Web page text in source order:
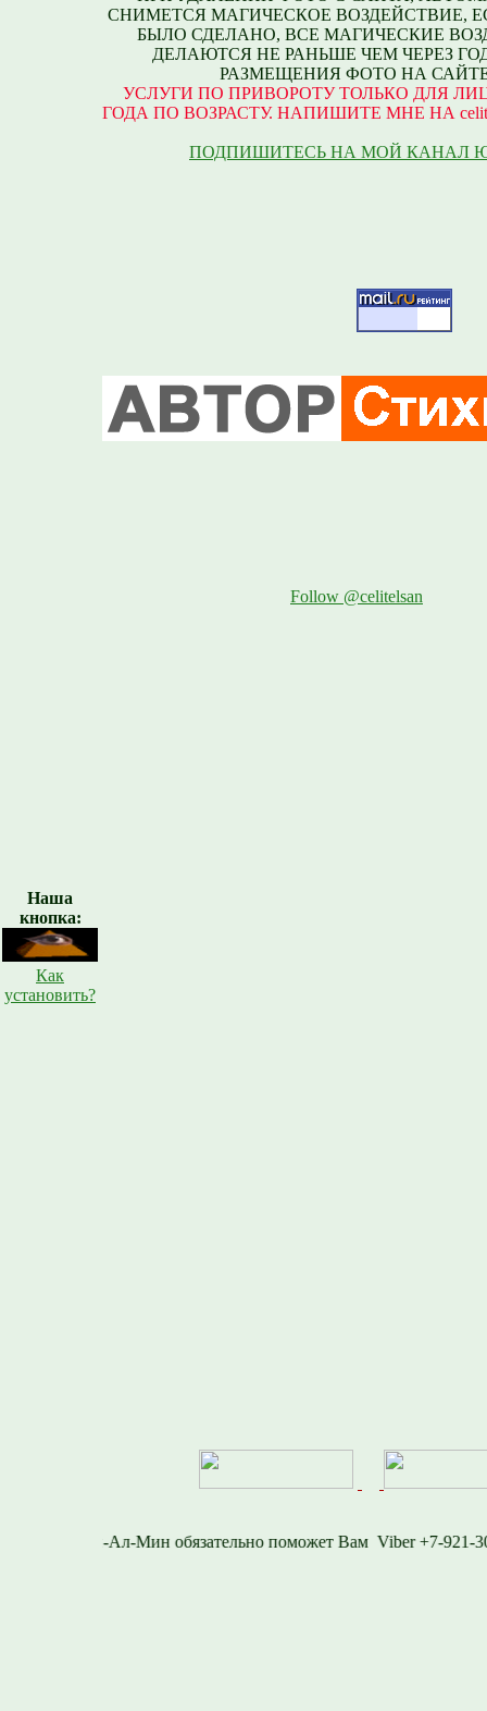
Наша
кнопка:
Как
установить?
СНИМЕТСЯ МАГИЧЕСКОЕ ВОЗДЕЙСТВИЕ,
БЫЛО СДЕЛАНО, ВСЕ МАГИЧЕСКИЕ
ДЕЛАЮТСЯ НЕ РАНЬШЕ ЧЕМ ЧЕРЕЗ
РАЗМЕЩЕНИЯ ФОТО НА
УСЛУГИ ПО ПРИВОРОТУ ТОЛЬКО ДЛЯ
ГОДА ПО ВОЗРАСТУ. НАПИШИТЕ МНЕ НА
ПОДПИШИТЕСЬ НА МОЙ КАНАЛ
Follow @celitelsan
Viber +7-